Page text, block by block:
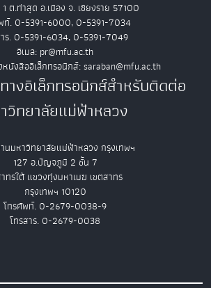
ต.ท่าสุด อ.เมือง จ. เชียงราย 57100
ท์. 0-5391-6000, 0-5391-7034
ร. 0-5391-6034, 0-5391-7049
อีเมล: pr@mfu.ac.th
หนังสืออิเล็กทรอนิกส์: saraban@mfu.ac.th
างอิเล็กทรอนิกส์สำหรับติดต่อ
วิทยาลัยแม่ฟ้าหลวง
นมหาวิทยาลัยแม่ฟ้าหลวง กรุงเทพฯ
127 อ.ปัญจภูมิ 2 ชั้น 7
ทรใต้ แขวงทุ่งมหาเมฆ เขตสาทร
กรุงเทพฯ 10120
โทรศัพท์. 0-2679-0038-9
โทรสาร. 0-2679-0038